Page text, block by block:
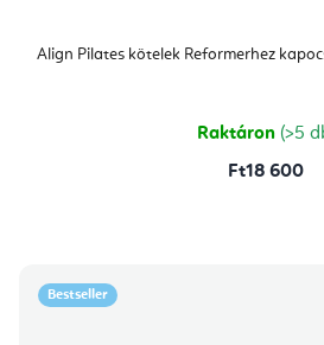
Align Pilates kötelek Reformerhez
Raktáron (>5
Ft18 600
Bestseller